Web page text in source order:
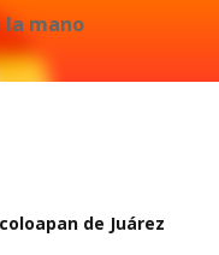
la mano
de Juárez